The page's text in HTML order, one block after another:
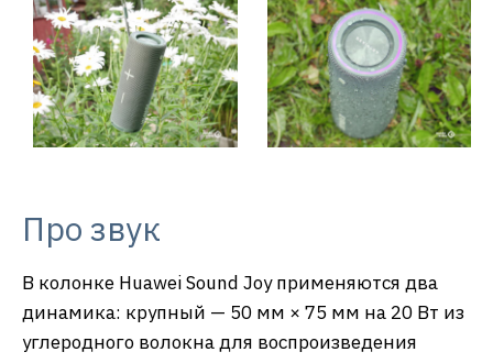
Про звук
В колонке Huawei Sound Joy применяются два
динамика: крупный — 50 мм × 75 мм на 20 Вт из
углеродного волокна для воспроизведения